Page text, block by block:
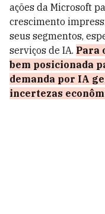
ações da Microsoft
crescimento
seus segmentos,
serviços de IA. Para
bem posicionada
demanda por IA
incertezas